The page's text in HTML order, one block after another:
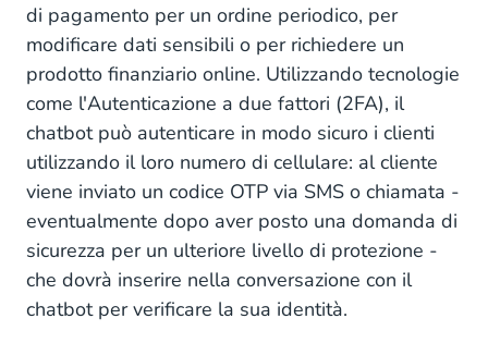
di pagamento per un ordine periodico, per
modificare dati sensibili o per richiedere un
prodotto finanziario online. Utilizzando tecnologie
come l'Autenticazione a due fattori (2FA), il
chatbot può autenticare in modo sicuro i clienti
utilizzando il loro numero di cellulare: al cliente
viene inviato un codice OTP via SMS o chiamata -
eventualmente dopo aver posto una domanda di
sicurezza per un ulteriore livello di protezione -
che dovrà inserire nella conversazione con il
chatbot per verificare la sua identità.